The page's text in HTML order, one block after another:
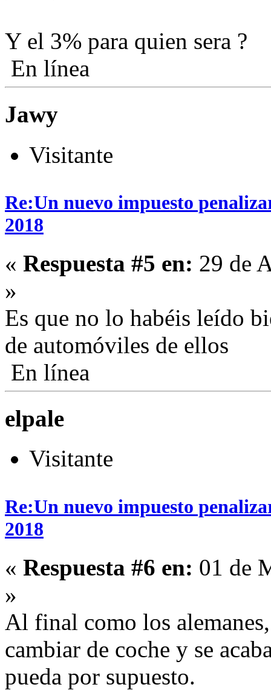
Y el 3% para quien sera ?
En línea
Jawy
Visitante
Re:Un nuevo impuesto
2018
« Respuesta #5 en: 29 de
»
Es que no lo habéis leído
de automóviles de ellos
En línea
elpale
Visitante
Re:Un nuevo impuesto
2018
« Respuesta #6 en: 01 de
»
Al final como los
cambiar de coche y se
pueda por supuesto.